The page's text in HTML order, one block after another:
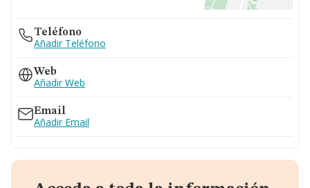
Teléfono
Añadir Teléfono
Web
Añadir Web
Email
Añadir Email